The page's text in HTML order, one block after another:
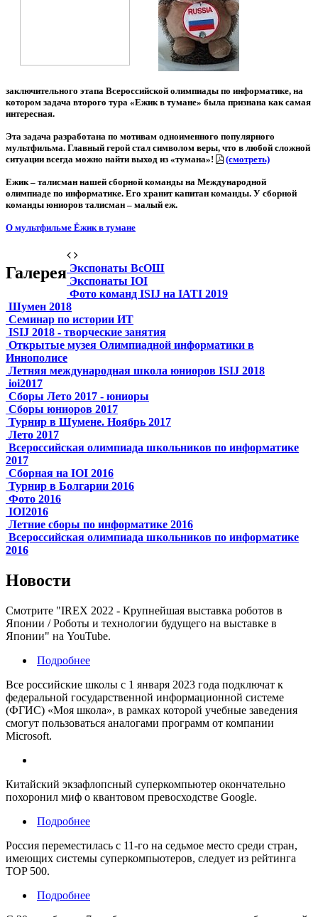
заключительного этапа Всероссийской олимпиады по информатике, на
котором задача второго тура «Ежик в тумане» была признана как самая
интересная.
Эта задача разработана по мотивам одноименного популярного
мультфильма. Главный герой стал символом веры, что в любой сложной
ситуации всегда можно найти выход из «тумана»!
(смотреть)
Ежик – талисман нашей сборной команды на Международной
олимпиаде по информатике. Его хранит капитан команды. У сборной
команды юниоров талисман – малый еж.
О мультфильме Ёжик в тумане
Галерея Экспонаты ВсОШ
Экспонаты IOI
Фото команд ISIJ на IATI 2019
Шумен 2018
Семинар по истории ИТ
ISIJ 2018 - творческие занятия
Открытые музея Олимпиадной информатики в
Иннополисе
Летняя международная школа юниоров ISIJ 2018
ioi2017
Сборы Лето 2017 - юниоры
Сборы юниоров 2017
Турнир в Шумене. Ноябрь 2017
Лето 2017
Всероссийская олимпиада школьников по информатике
2017
Сборная на IOI 2016
Турнир в Болгарии 2016
Фото 2016
IOI2016
Летние сборы по информатике 2016
Всероссийская олимпиада школьников по информатике
2016
Новости
Смотрите "IREX 2022 - Крупнейшая выставка роботов в
Японии / Роботы и технологии будущего на выставке в
Японии" на YouTube.
Подробнее
Все российские школы с 1 января 2023 года подключат к
федеральной государственной информационной системе
(ФГИС) «Моя школа», в рамках которой учебные заведения
смогут пользоваться аналогами программ от компании
Microsoft.
Китайский экзафлопсный суперкомпьютер окончательно
похоронил миф о квантовом превосходстве Google.
Подробнее
Россия переместилась с 11-го на седьмое место среди стран,
имеющих системы суперкомпьютеров, следует из рейтинга
TOP 500.
Подробнее